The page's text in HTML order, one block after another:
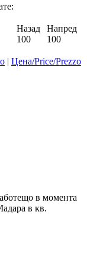
Назад
100
Напред
100
| Цена/Price/Prezzo
в момента
в кв.